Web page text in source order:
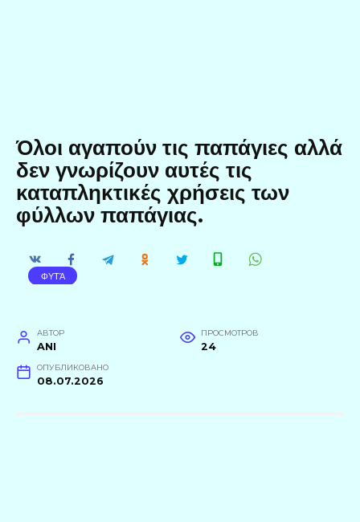
Όλοι αγαπούν τις παπάγιες αλλά
δεν γνωρίζουν αυτές τις
καταπληκτικές χρήσεις των
φύλλων παπάγιας.
ΦΥΤΆ
АВТОР
ANI
ПРОСМОТРОВ
24
ОПУБЛИКОВАНО
08.07.2026